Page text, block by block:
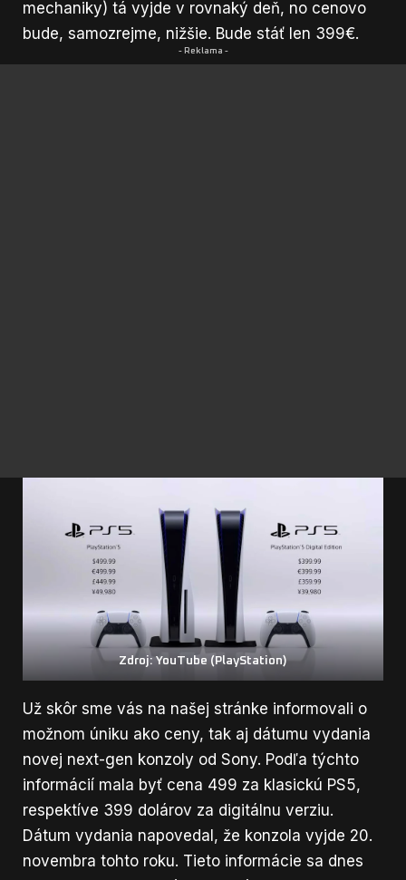
mechaniky) tá vyjde v rovnaký deň, no cenovo
bude, samozrejme, nižšie. Bude stáť len 399€.
- Reklama -
Zdroj: YouTube (PlayStation)
Už skôr sme vás na našej stránke informovali o
možnom úniku ako ceny, tak aj dátumu vydania
novej next-gen konzoly od Sony. Podľa týchto
informácií mala byť cena 499 za klasickú PS5,
respektíve 399 dolárov za digitálnu verziu.
Dátum vydania napovedal, že konzola vyjde 20.
novembra tohto roku. Tieto informácie sa dnes